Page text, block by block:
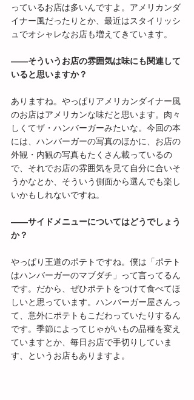
っているお店は多いんですよ。アメリカンダ
イナー風だったりとか、最近はスタイリッシ
ュでオシャレなお店も増えてきています。
――そういうお店の雰囲気は味にも関連して
いると思いますか？
ありますね。やっぱりアメリカンダイナー風
のお店はアメリカンな味だと思います。肉々
しくてザ・ハンバーガーみたいな。今回の本
には、ハンバーガーの写真のほかに、お店の
外観・内観の写真もたくさん載っているの
で、それでお店の雰囲気を見て自分に合いそ
うかなとか、そういう側面から選んでも楽し
いかもしれないですね。
――サイドメニューについてはどうでしょう
か？
やっぱり王道のポテトですね。僕は「ポテト
はハンバーガーのマブダチ」って言ってるん
です。だから、ぜひポテトをつけて食べてほ
しいと思っています。ハンバーガー屋さんっ
て、意外にポテトもこだわっていたりするん
です。季節によってじゃがいもの品種を変え
ていますとか、毎日お店で手切りしていま
す、というお店もありますよ。